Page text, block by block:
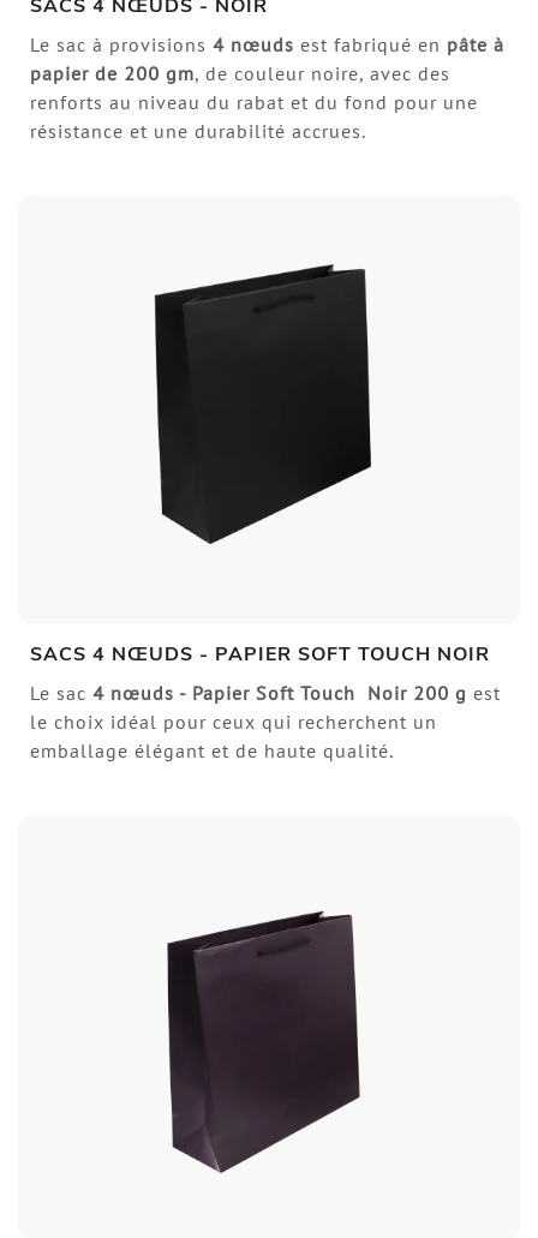
SACS 4 NŒUDS - NOIR
Le sac à provisions 4 nœuds est fabriqué en pâte à
papier de 200 gm, de couleur noire, avec des
renforts au niveau du rabat et du fond pour une
résistance et une durabilité accrues.
SACS 4 NŒUDS - PAPIER SOFT TOUCH NOIR
Le sac 4 nœuds - Papier Soft Touch Noir 200 g est
le choix idéal pour ceux qui recherchent un
emballage élégant et de haute qualité.